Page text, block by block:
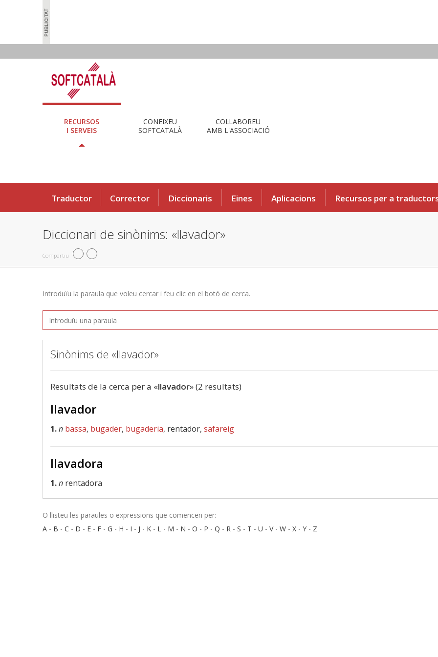
RECURSOS
I SERVEIS
CONEIXEU
SOFTCATALÀ
COL·LABOREU
AMB L'ASSOCIACIÓ
Traductor Corrector Diccionaris Eines Aplicacions Recursos per a
Diccionari de sinònims: «llavador»
Compartiu
Introduïu la paraula que voleu cercar i feu clic en el botó de cerca.
Sinònims de «llavador»
Resultats de la cerca per a «llavador» (2 resultats)
llavador
1.n bassa, bugader, bugaderia, rentador, safareig
llavadora
1.n rentadora
O llisteu les paraules o expressions que comencen per:
A - B - C - D - E - F - G - H - I - J - K - L - M - N - O - P - Q - R - S - T - U - V- W - X - Y - Z